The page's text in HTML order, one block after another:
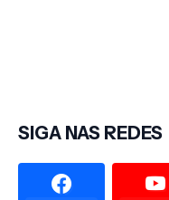
SIGA NAS REDES